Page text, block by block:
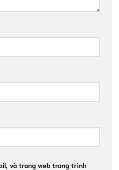
và trang web trong trình